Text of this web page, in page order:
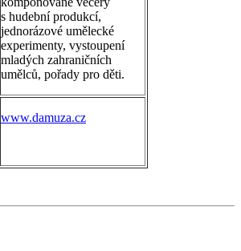
s hudební produkcí,
jednorázové umělecké
experimenty, vystoupení
mladých zahraničních
umělců, pořady pro děti.
www.damuza.cz